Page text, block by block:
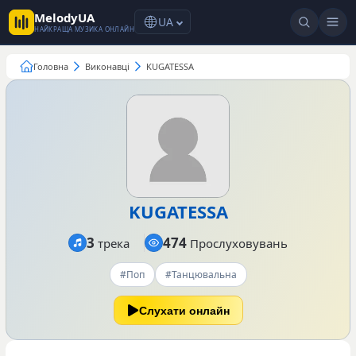
MelodyUA
НАЙКРАЩА МУЗИКА ОНЛАЙН UA
Головна Виконавці KUGATESSA
KUGATESSA
#Поп #Танцювальна
3 трека 474 Прослуховувань
Слухати онлайн